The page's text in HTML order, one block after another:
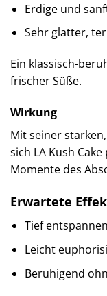
Erdige und
Sehr glatter,
Ein klassisch-
frischer Süße.
Wirkung
Mit seiner
sich LA Kush
Momente des
Erwartete
Tief
Leicht
Beruhigend